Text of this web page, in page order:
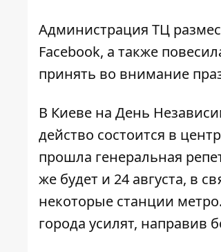
Администрация ТЦ
Facebook, а также
принять во внимание
В Киеве на День
действо состоится в
прошла генеральная
же будет и 24 августа, в
некоторые станции метро
города усилят, направив